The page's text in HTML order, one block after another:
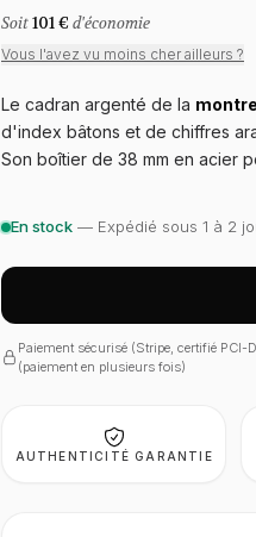
Soit101 € d'économie
Vous l'avez vu moins cher ailleurs ?
Le cadran argenté de la
d'index bâtons et de chiffres
Son boîtier de 38 mm en acier
En stock — Expédié sous 1 à 2
Paiement sécurisé (Stripe, certifié PCI-
(paiement en plusieurs fois)
AUTHENTICITÉ GARANTIE